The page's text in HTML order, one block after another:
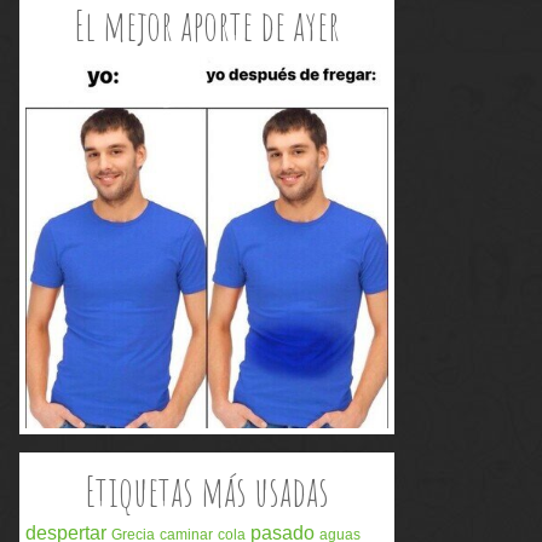
El mejor aporte de ayer
Etiquetas más usadas
despertar Grecia caminar cola pasado aguas